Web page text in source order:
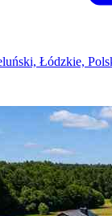
Łódzkie,